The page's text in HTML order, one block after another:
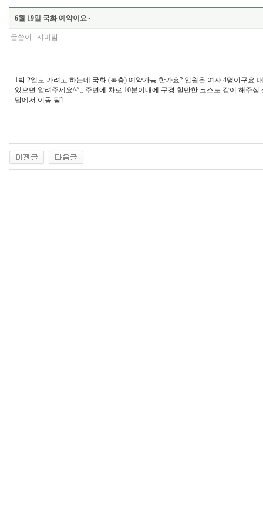
6월 19일 국화 예약이요~
글쓴이 : 샤미맘
1박 2일로 가려고 하는데 국화 (복층) 예약가능 한가요? 인원은 여자 4명이구요
있으면 알려주세요^^;; 주변에 차로 10분이내에 구경 할만한 코스도 같이 해주
답에서 이동 됨]